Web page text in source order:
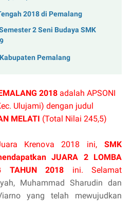
2018 di Pemalang
2 Seni Budaya SMK
Pemalang
2018adalah APSONI
Ulujami) dengan judul
MELATI (Total Nilai 245,5)
Krenova 2018 ini, SMK
JUARA 2 LOMBA
TAHUN 2018 ini. Selamat
Muhammad Sharudin dan
yang telah mewujudkan